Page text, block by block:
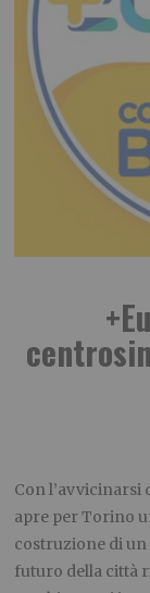
Con l’avvicinarsi
apre per Torino
costruzione di
futuro della città